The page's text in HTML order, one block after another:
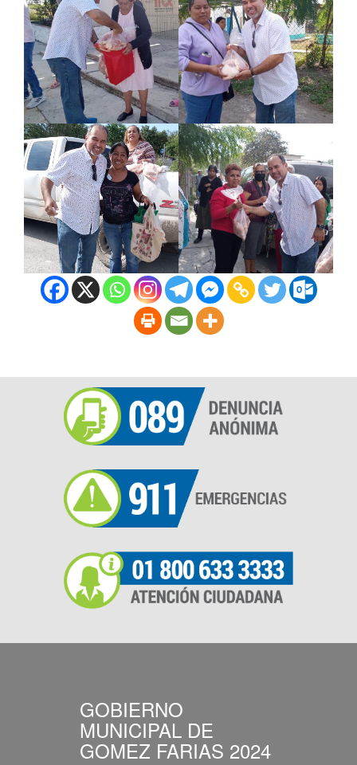
GOBIERNO
MUNICIPAL DE
GOMEZ FARIAS 2024